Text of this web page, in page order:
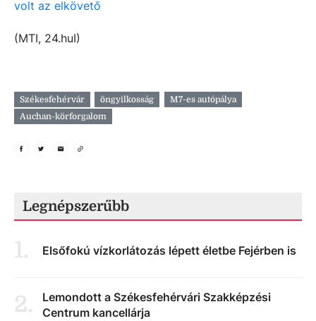
volt az elkövető
(MTI, 24.huI)
Székesfehérvár öngyilkosság
M7-es autópálya
Auchan-körforgalom
Legnépszerűbb
1. Elsőfokú vízkorlátozás lépett életbe Fejérben is
2.
Lemondott a Székesfehérvári Szakképzési
Centrum kancellárja